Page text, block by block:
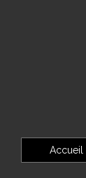
Accueil